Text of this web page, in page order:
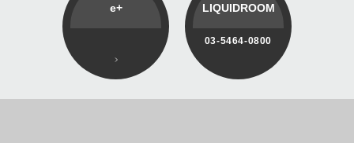
e+ LIQUIDROOM
03-5464-0800